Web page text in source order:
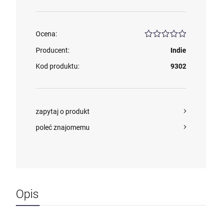
Ocena:
Producent:
Indie
Kod produktu:
9302
zapytaj o produkt
poleć znajomemu
Opis